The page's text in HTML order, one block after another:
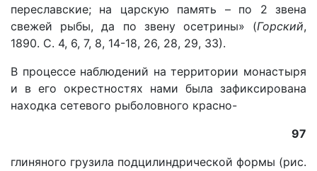
переславские; на царскую память – по 2 звена
свежей рыбы, да по звену осетрины» (Горский,
1890. С. 4, 6, 7, 8, 14-18, 26, 28, 29, 33).
В процессе наблюдений на территории монастыря
и в его окрестностях нами была зафиксирована
находка сетевого рыболовного красно-
97
глиняного грузила подцилиндрической формы (рис.